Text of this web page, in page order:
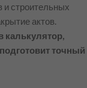
и строительных
актов.
калькулятор,
точный